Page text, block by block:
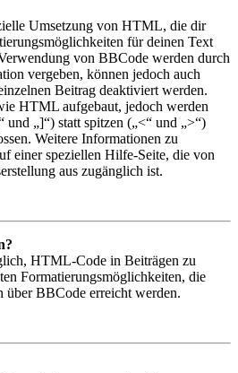
Umsetzung von HTML, die dir
für deinen Text
von BBCode werden durch
vergeben, können jedoch auch
Beitrag deaktiviert werden.
HTML aufgebaut, jedoch werden
und „]“) statt spitzen („<“ und „>“)
Weitere Informationen zu
einer speziellen Hilfe-Seite, die von
aus zugänglich ist.
HTML-Code in Beiträgen zu
Formatierungsmöglichkeiten, die
BBCode erreicht werden.